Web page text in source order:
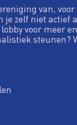
van,
je zelf niet actief
voor meer
steunen?